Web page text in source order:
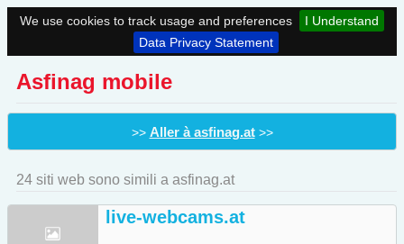
We use cookies to track usage and preferences
I Understand
Data Privacy Statement
Asfinag mobile
>> Aller à asfinag.at>>
24 siti web sono simili a asfinag.at
live-webcams.at